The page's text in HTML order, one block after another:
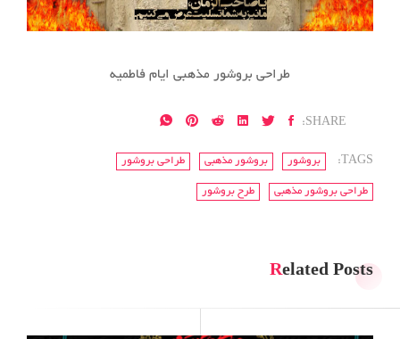
طراحی بروشور مذهبی ایام فاطمیه
SHARE:
TAGS: بروشور بروشور مذهبی طراحی بروشور
طراحی بروشور مذهبی طرح بروشور
Related Posts